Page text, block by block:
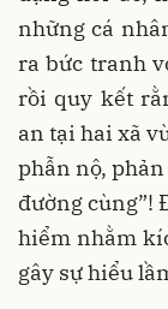
những cá
ra bức tranh
rồi quy kết
an tại hai xã
phẫn nộ,
đường cùng”!
hiểm nhằm
gây sự hiểu